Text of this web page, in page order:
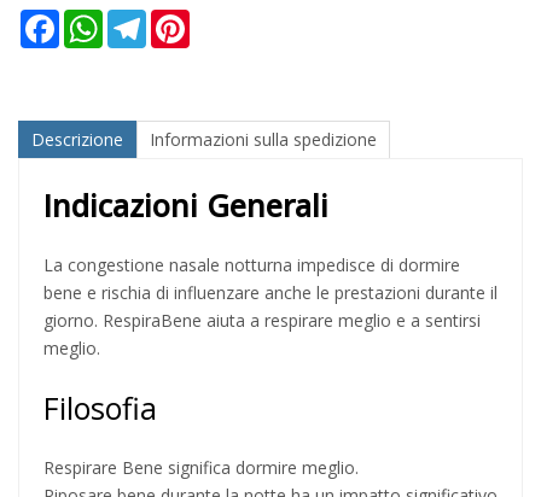
FacebookWhatsAppTelegram
Descrizione Informazioni sulla spedizione
Indicazioni Generali
La congestione nasale notturna impedisce di dormire
bene e rischia di influenzare anche le prestazioni durante il
giorno. RespiraBene aiuta a respirare meglio e a sentirsi
meglio.
Filosofia
Respirare Bene significa dormire meglio.